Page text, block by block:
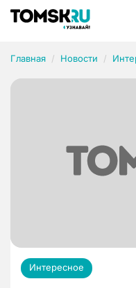
Главная Новости
Интересное